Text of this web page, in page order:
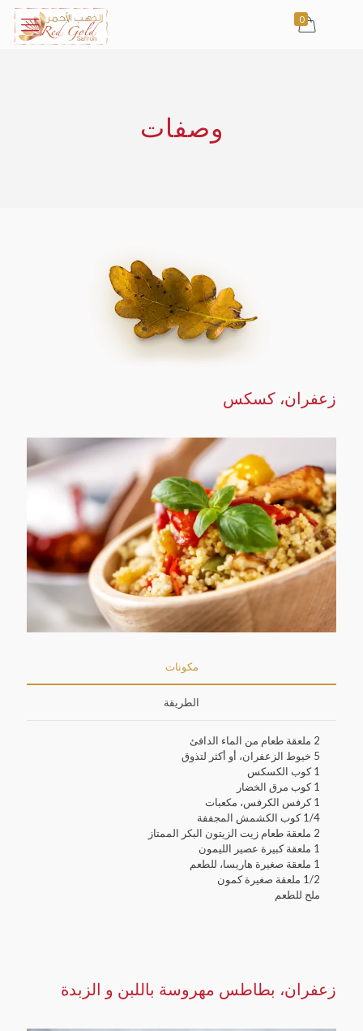
0
وصفات
زعفران، كسكس
مكونات
الطريقة
2 ملعقة طعام من الماء الدافئ
5 خيوط الزعفران، أو أكثر لتذوق
1 كوب الكسكس
1 كوب مرق الخضار
1 كرفس الكرفس، مكعبات
1/4 كوب الكشمش المجففة
2 ملعقة طعام زيت الزيتون البكر الممتاز
1 ملعقة كبيرة عصير الليمون
1 ملعقة صغيرة هاريسا، للطعم
1/2 ملعقة صغيرة كمون
ملح للطعم
زعفران، بطاطس مهروسة باللبن و الزبدة